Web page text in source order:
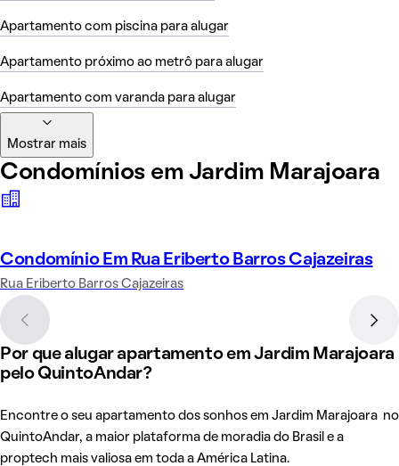
Apartamento com piscina para alugar
Apartamento próximo ao metrô para alugar
Apartamento com varanda para alugar
Mostrar mais
Condomínios em Jardim Marajoara
Condomínio Em Rua Eriberto Barros Cajazeiras
Rua Eriberto Barros Cajazeiras
Por que alugar apartamento em Jardim Marajoara
pelo QuintoAndar?
Encontre o seu apartamento dos sonhos em Jardim Marajoara no
QuintoAndar, a maior plataforma de moradia do Brasil e a
proptech mais valiosa em toda a América Latina.